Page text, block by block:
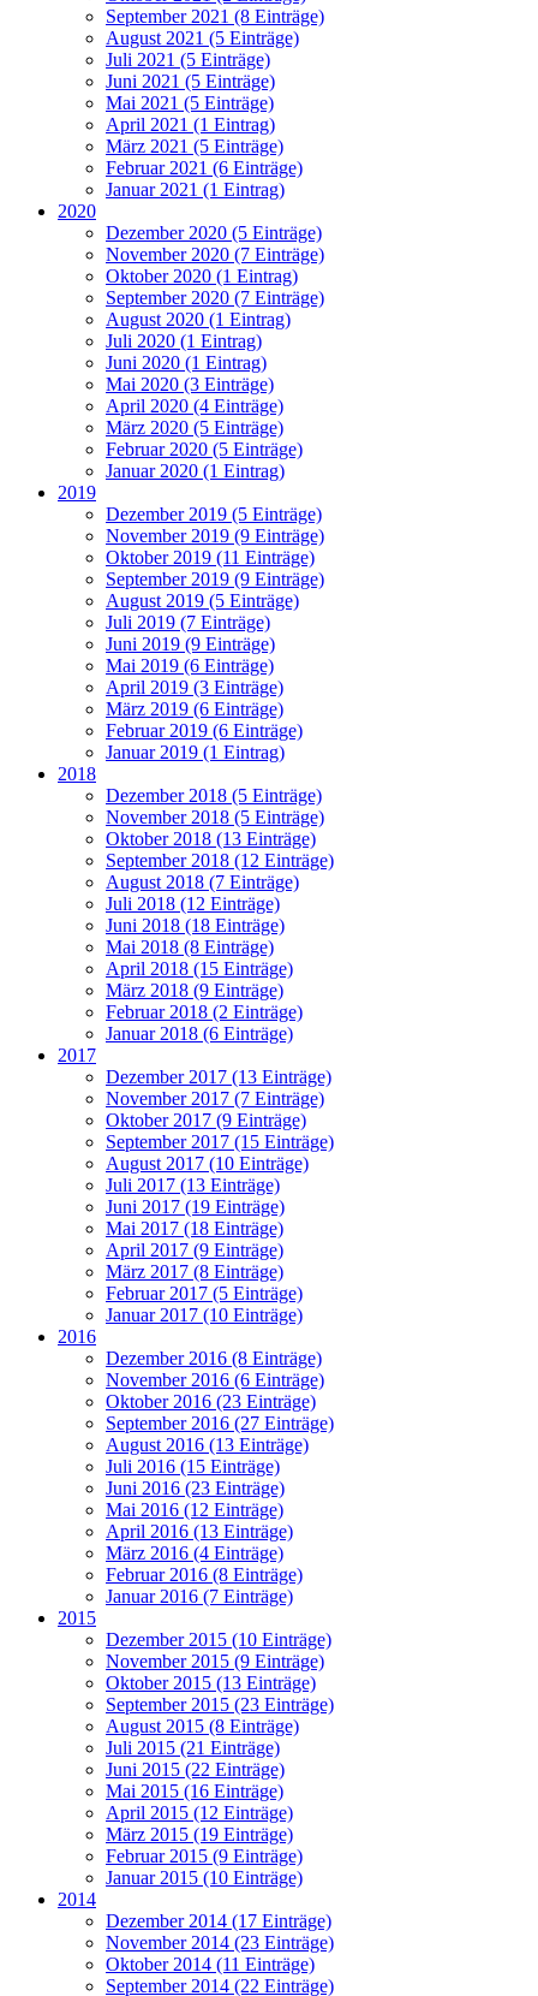
September 2021 (8 Einträge)
August 2021 (5 Einträge)
Juli 2021 (5 Einträge)
Juni 2021 (5 Einträge)
Mai 2021 (5 Einträge)
April 2021 (1 Eintrag)
März 2021 (5 Einträge)
Februar 2021 (6 Einträge)
Januar 2021 (1 Eintrag)
2020
Dezember 2020 (5 Einträge)
November 2020 (7 Einträge)
Oktober 2020 (1 Eintrag)
September 2020 (7 Einträge)
August 2020 (1 Eintrag)
Juli 2020 (1 Eintrag)
Juni 2020 (1 Eintrag)
Mai 2020 (3 Einträge)
April 2020 (4 Einträge)
März 2020 (5 Einträge)
Februar 2020 (5 Einträge)
Januar 2020 (1 Eintrag)
2019
Dezember 2019 (5 Einträge)
November 2019 (9 Einträge)
Oktober 2019 (11 Einträge)
September 2019 (9 Einträge)
August 2019 (5 Einträge)
Juli 2019 (7 Einträge)
Juni 2019 (9 Einträge)
Mai 2019 (6 Einträge)
April 2019 (3 Einträge)
März 2019 (6 Einträge)
Februar 2019 (6 Einträge)
Januar 2019 (1 Eintrag)
2018
Dezember 2018 (5 Einträge)
November 2018 (5 Einträge)
Oktober 2018 (13 Einträge)
September 2018 (12 Einträge)
August 2018 (7 Einträge)
Juli 2018 (12 Einträge)
Juni 2018 (18 Einträge)
Mai 2018 (8 Einträge)
April 2018 (15 Einträge)
März 2018 (9 Einträge)
Februar 2018 (2 Einträge)
Januar 2018 (6 Einträge)
2017
Dezember 2017 (13 Einträge)
November 2017 (7 Einträge)
Oktober 2017 (9 Einträge)
September 2017 (15 Einträge)
August 2017 (10 Einträge)
Juli 2017 (13 Einträge)
Juni 2017 (19 Einträge)
Mai 2017 (18 Einträge)
April 2017 (9 Einträge)
März 2017 (8 Einträge)
Februar 2017 (5 Einträge)
Januar 2017 (10 Einträge)
2016
Dezember 2016 (8 Einträge)
November 2016 (6 Einträge)
Oktober 2016 (23 Einträge)
September 2016 (27 Einträge)
August 2016 (13 Einträge)
Juli 2016 (15 Einträge)
Juni 2016 (23 Einträge)
Mai 2016 (12 Einträge)
April 2016 (13 Einträge)
März 2016 (4 Einträge)
Februar 2016 (8 Einträge)
Januar 2016 (7 Einträge)
2015
Dezember 2015 (10 Einträge)
November 2015 (9 Einträge)
Oktober 2015 (13 Einträge)
September 2015 (23 Einträge)
August 2015 (8 Einträge)
Juli 2015 (21 Einträge)
Juni 2015 (22 Einträge)
Mai 2015 (16 Einträge)
April 2015 (12 Einträge)
März 2015 (19 Einträge)
Februar 2015 (9 Einträge)
Januar 2015 (10 Einträge)
2014
Dezember 2014 (17 Einträge)
November 2014 (23 Einträge)
Oktober 2014 (11 Einträge)
September 2014 (22 Einträge)